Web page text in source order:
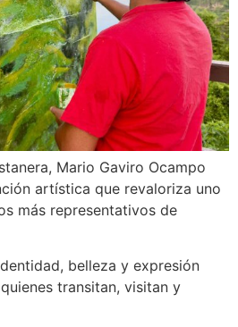
Mario Gaviro Ocampo
artística que revaloriza uno
más representativos de
belleza y expresión
transitan, visitan y